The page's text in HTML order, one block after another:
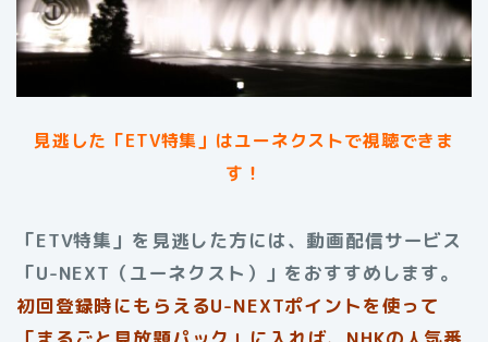
見逃した「ETV特集」はユーネクストで視聴できま
す！
「ETV特集」を見逃した方には、動画配信サービス
「U-NEXT（ユーネクスト）」をおすすめします。
初回登録時にもらえるU-NEXTポイントを使って